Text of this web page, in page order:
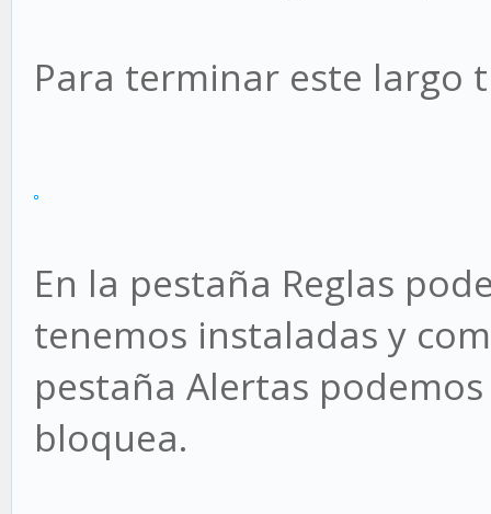
Para terminar este largo
En la pestaña Reglas
tenemos instaladas y
pestaña Alertas
bloquea.